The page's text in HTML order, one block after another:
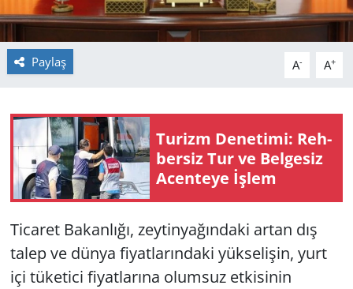
Paylaş A- A+
Tu­rizm De­ne­ti­mi: Reh­
ber­siz Tur ve Bel­ge­siz
Acen­te­ye İşlem
Ticaret Bakanlığı, zeytinyağındaki artan dış
talep ve dünya fiyatlarındaki yükselişin, yurt
içi tüketici fiyatlarına olumsuz etkisinin
SİYASET
SPOR
Yerel